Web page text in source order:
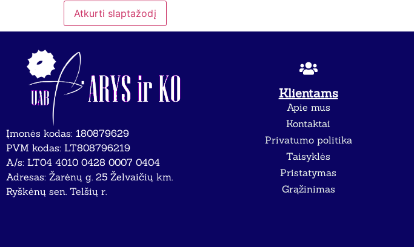
Atkurti slaptažodį
Įmonės kodas: 180879629
PVM kodas: LT808796219
A/s: LT04 4010 0428 0007 0404
Adresas: Žarėnų g. 25 Želvaičių km.
Ryškėnų sen. Telšių r.
Klientams
Apie mus
Kontaktai
Privatumo politika
Taisyklės
Pristatymas
Grąžinimas